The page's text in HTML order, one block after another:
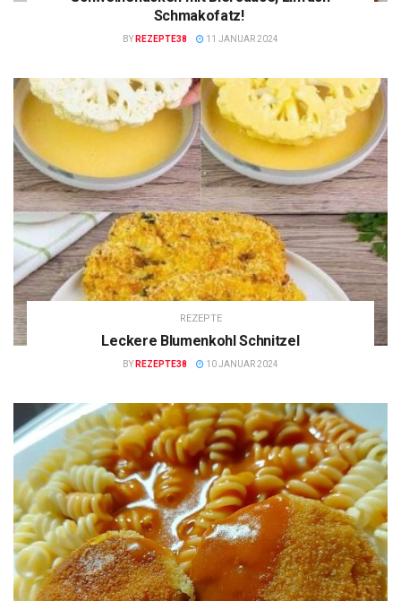
Schmakofatz!
BY REZEPTE38 11 JANUAR 2024
REZEPTE
Leckere Blumenkohl Schnitzel
BY REZEPTE38 10 JANUAR 2024